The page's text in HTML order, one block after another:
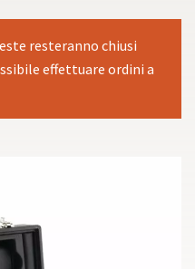
resteranno chiusi
effettuare ordini a